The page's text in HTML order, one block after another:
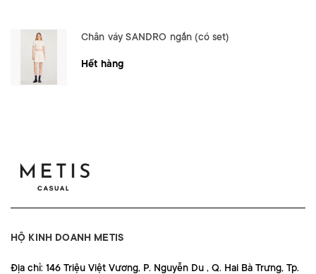
Chân váy SANDRO ngắn (có set)
Hết hàng
HỘ KINH DOANH METIS
Địa chỉ: 146 Triệu Việt Vương, P. Nguyễn Du , Q. Hai Bà Trưng, Tp.